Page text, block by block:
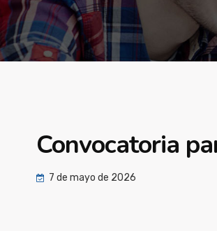
Convocatoria
7 de mayo de 2026